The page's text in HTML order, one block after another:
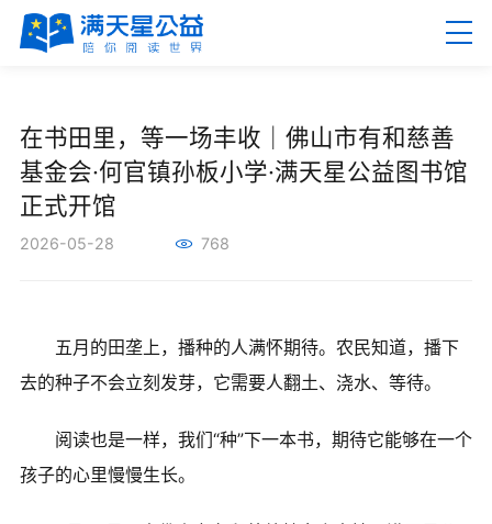
新闻资讯
公益项目
在书田里，等一场丰收｜佛山市有和慈善
基金会·何官镇孙板小学·满天星公益图书馆
正式开馆
2026-05-28 768
五月的田垄上，播种的人满怀期待。农民知道，播下
去的种子不会立刻发芽，它需要人翻土、浇水、等待。
阅读也是一样，我们“种”下一本书，期待它能够在一个
孩子的心里慢慢生长。